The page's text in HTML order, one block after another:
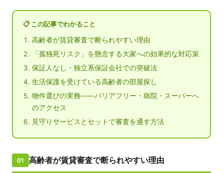
📋 この記事でわかること
高齢者が賃貸審査で断られやすい理由
「孤独死リスク」を懸念する大家への効果的な対応策
保証人なし・独立系保証会社での突破法
生活保護を受けている高齢者の部屋探し
物件選びの実務——バリアフリー・病院・スーパーへ
のアクセス
見守りサービスとセットで審査を通す方法
01 高齢者が賃貸審査で断られやすい理由